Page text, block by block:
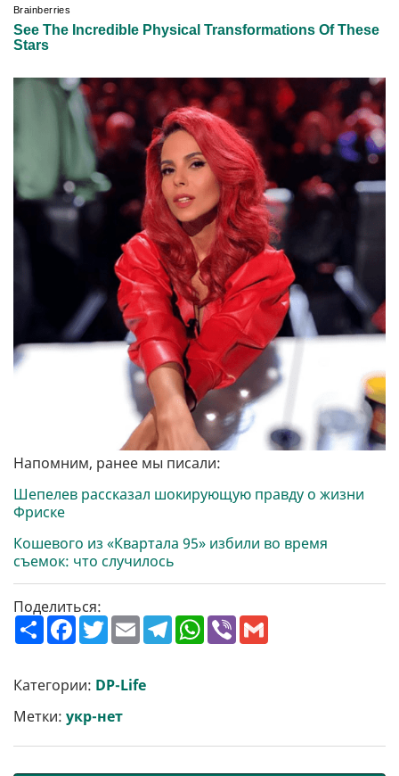
Напомним, ранее мы писали:
Шепелев рассказал шокирующую правду о жизни
Фриске
Кошевого из «Квартала 95» избили во время
съемок: что случилось
Поделиться:
П
о
р
и
т
и
F
a
b
o
o
k
T
w
t
e
r
E
m
l
T
e
W
h
V
Категории: DP-Life
Метки: укр-нет